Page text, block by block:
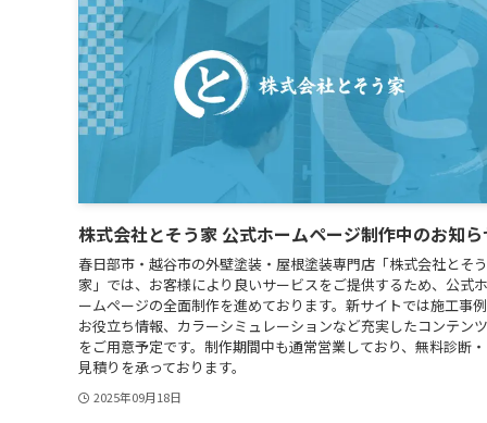
株式会社とそう家 公式ホームページ制作中のお知
春日部市・越谷市の外壁塗装・屋根塗装専門店「株式会社とそう
家」では、お客様により良いサービスをご提供するため、公式ホ
ームページの全面制作を進めております。新サイトでは施工事
お役立ち情報、カラーシミュレーションなど充実したコンテンツ
をご用意予定です。制作期間中も通常営業しており、無料診断
見積りを承っております。
2025年09月18日